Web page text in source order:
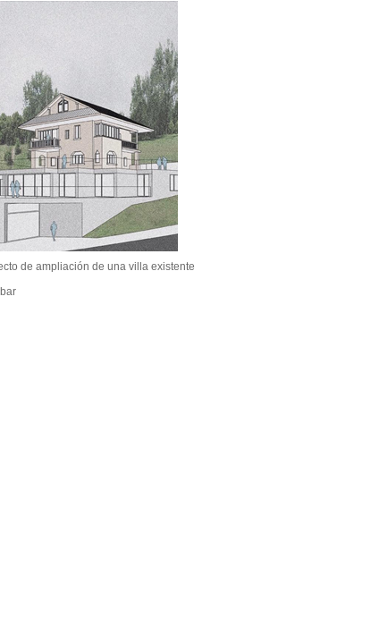
de ampliación de una villa existente